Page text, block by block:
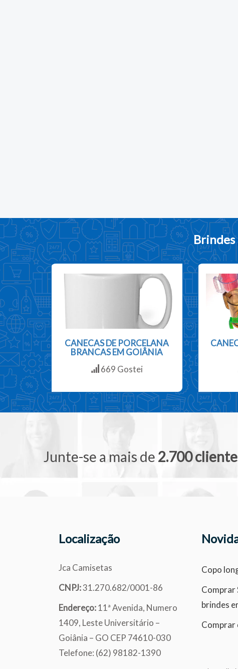
Brindes
CANECAS DE PORCELANA
BRANCAS EM GOIÂNIA
669 Gostei
Junte-se a mais de 2.700
Localização
Jca Camisetas
CNPJ:31.270.682/0001-86
Endereço:11ª Avenida, Numero
1409, Leste Universitário –
Goiânia – GO CEP 74610-030
Telefone: (62) 98182-1390
Copo
Comprar
brindes
Comprar